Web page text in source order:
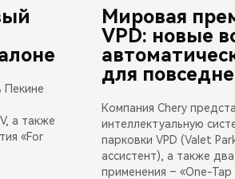
Пекине
а также
«For
Мировая
VPD: новые
для
Компания Chery
интеллектуальную
парковки VPD (Valet
ассистент), а также
применения – «One-